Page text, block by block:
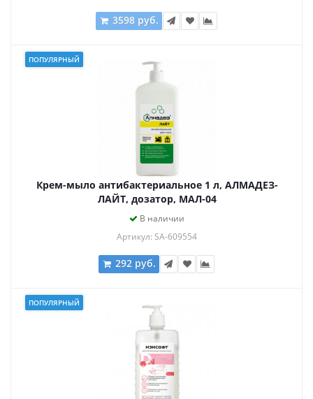
3598 руб.
ПОПУЛЯРНЫЙ
Крем-мыло антибактериальное 1 л, АЛМАДЕЗ-
ЛАЙТ, дозатор, МАЛ-04
В наличии
Артикул: SA-609554
292 руб.
ПОПУЛЯРНЫЙ